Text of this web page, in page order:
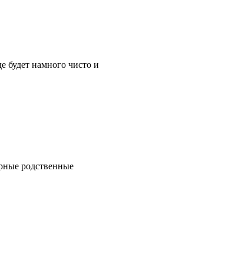
будет намного чисто и
родственные